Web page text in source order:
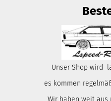
Unser Shop wird
es kommen